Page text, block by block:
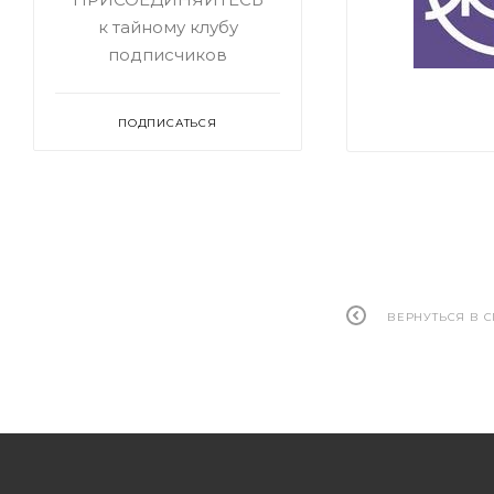
ВЕРНУТЬСЯ В
к тайному клубу
подписчиков
ПОДПИСАТЬСЯ